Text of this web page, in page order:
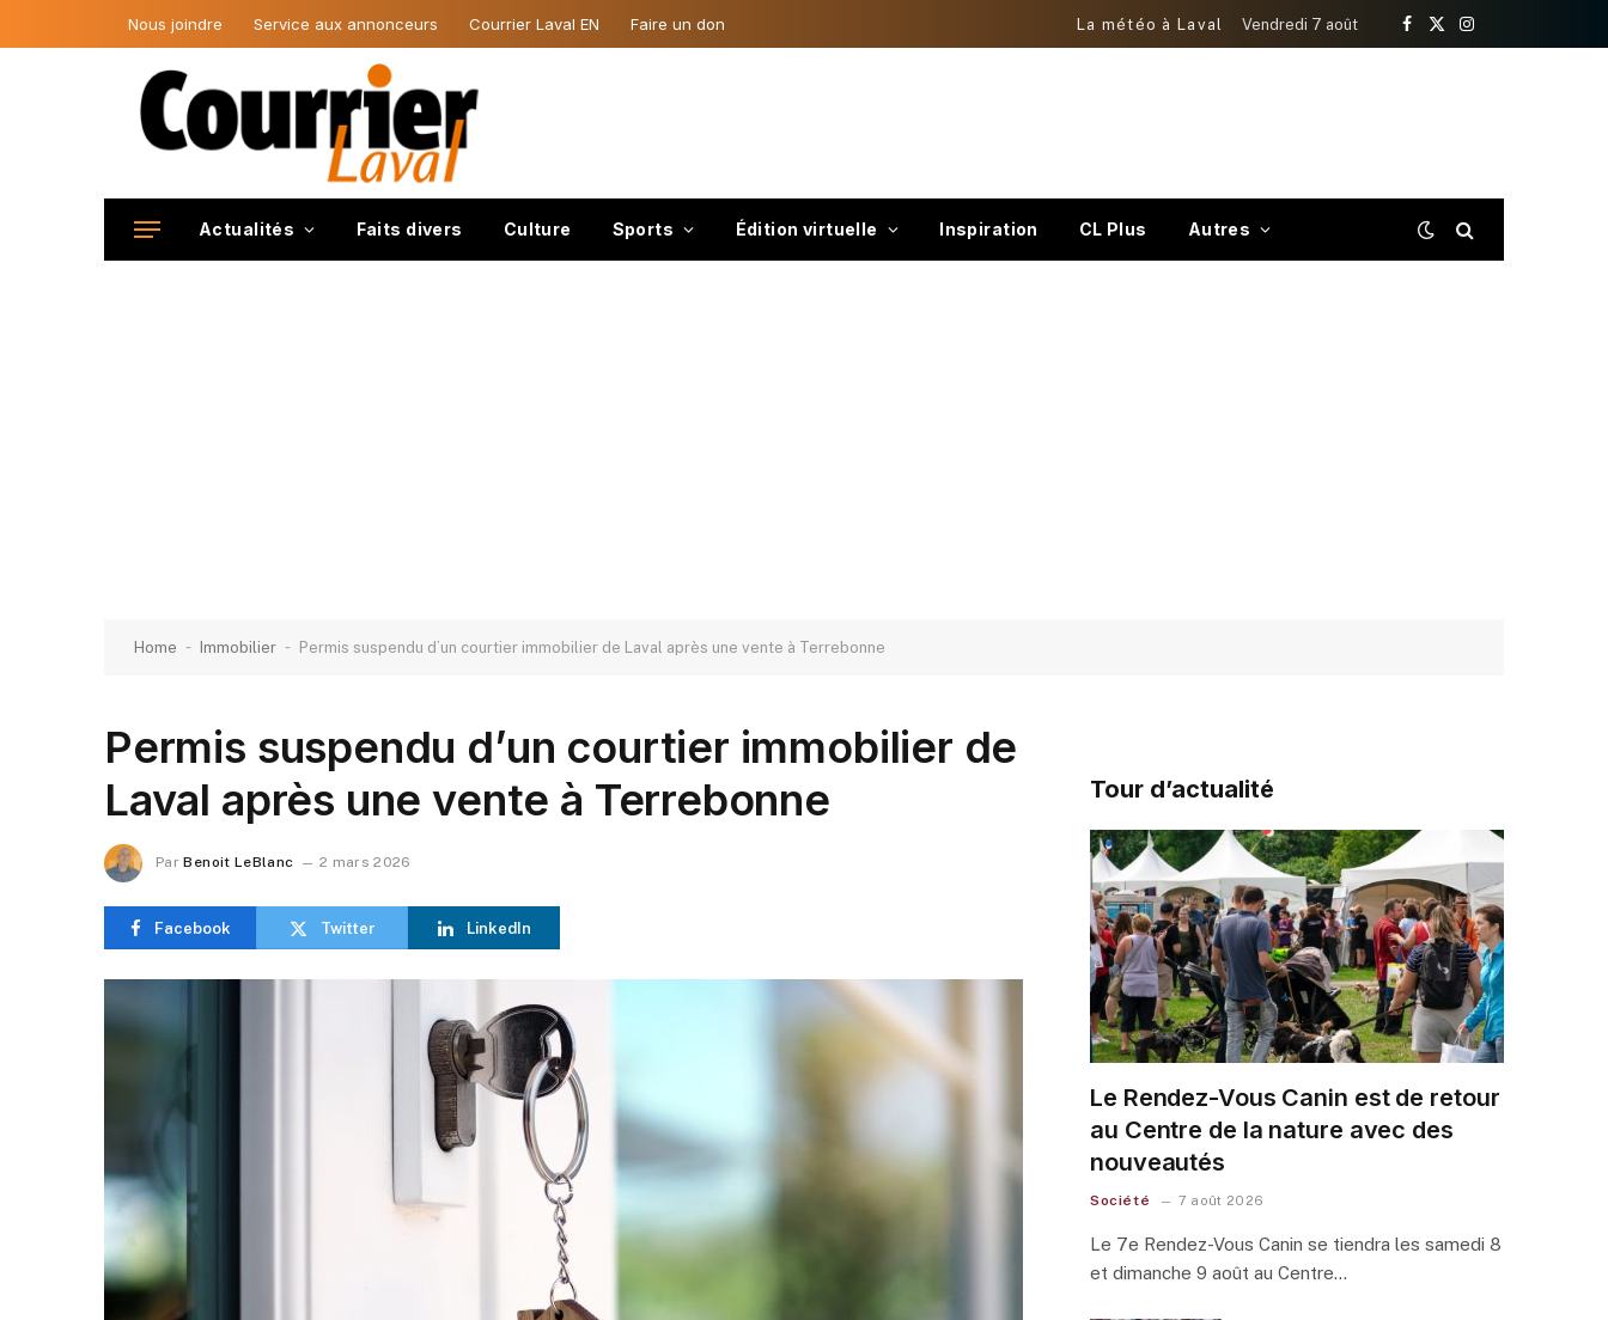
Nous joindre Service aux annonceurs Courrier Laval EN Faire un don La météo à Laval Vendredi 7 août
Facebook
X
Instagram
Actualités Faits divers Culture Sports Édition virtuelle Inspiration CL Plus Autres
Home - Immobilier - Permis suspendu d’un courtier immobilier de Laval après une vente à Terrebonne
Permis suspendu d’un courtier immobilier de
Laval après une vente à Terrebonne
Par Benoit LeBlanc 2 mars 2026
Facebook Twitter LinkedIn
Tour d’actualité
Le Rendez-Vous Canin est de retour
au Centre de la nature avec des
nouveautés
Société 7 août 2026
Le 7e Rendez-Vous Canin se tiendra les samedi 8
et dimanche 9 août au Centre…